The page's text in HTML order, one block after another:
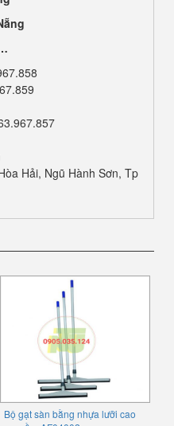
Hải, Ngũ Hành Sơn, Tp
Bộ gạt sàn bằng nhựa lưỡi cao